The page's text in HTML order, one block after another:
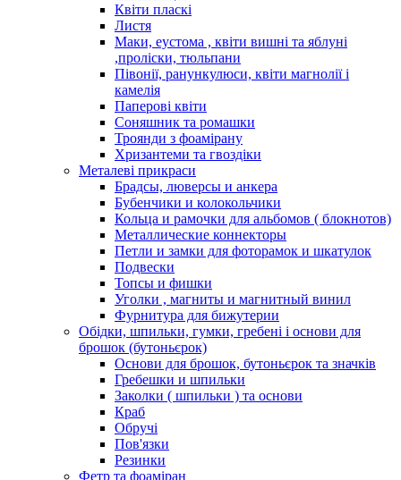
Квіти пласкі
Листя
Маки, еустома , квіти вишні та яблуні
,проліски, тюльпани
Півонії, ранункулюси, квіти магнолії і
камелія
Паперові квіти
Соняшник та ромашки
Троянди з фоамірану
Хризантеми та гвоздіки
Металеві прикраси
Брадсы, люверсы и анкера
Бубенчики и колокольчики
Кольца и рамочки для альбомов ( блокнотов)
Металлические коннекторы
Петли и замки для фоторамок и шкатулок
Подвески
Топсы и фишки
Уголки , магниты и магнитный винил
Фурнитура для бижутерии
Обідки, шпильки, гумки, гребені і основи для
брошок (бутоньєрок)
Основи для брошок, бутоньєрок та значків
Гребешки и шпильки
Заколки ( шпильки ) та основи
Краб
Обручі
Пов'язки
Резинки
Фетр та фоаміран